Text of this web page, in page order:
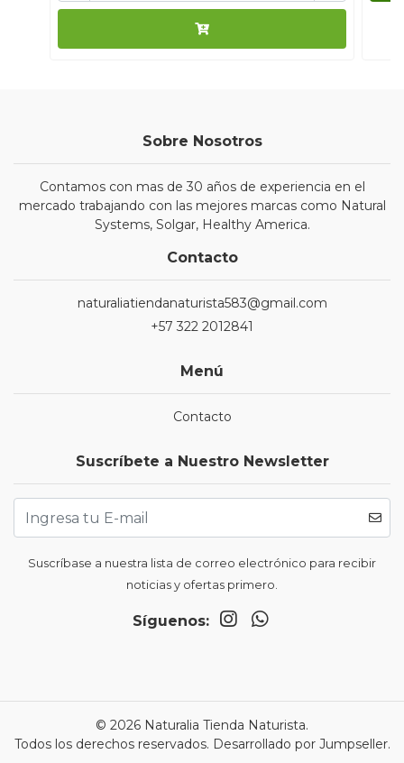
Sobre Nosotros
Contamos con mas de 30 años de experiencia en el
mercado trabajando con las mejores marcas como Natural
Systems, Solgar, Healthy America.
Contacto
naturaliatiendanaturista583@gmail.com
+57 322 2012841
Menú
Contacto
Suscríbete a Nuestro Newsletter
Suscríbase a nuestra lista de correo electrónico para recibir
noticias y ofertas primero.
Síguenos:
© 2026 Naturalia Tienda Naturista.
Todos los derechos reservados. Desarrollado por Jumpseller.